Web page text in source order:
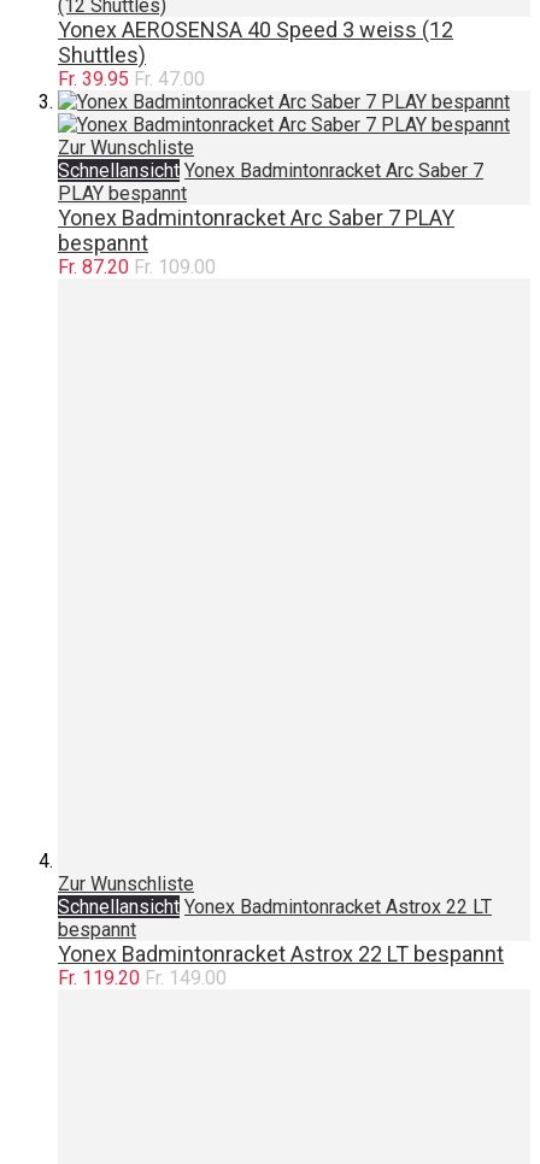
(12 Shuttles)
Yonex AEROSENSA 40 Speed 3 weiss (12
Shuttles)
Fr. 39.95 Fr. 47.00
Zur Wunschliste
Schnellansicht Yonex Badmintonracket Arc Saber 7
PLAY bespannt
Yonex Badmintonracket Arc Saber 7 PLAY
bespannt
Fr. 87.20 Fr. 109.00
Zur Wunschliste
Schnellansicht Yonex Badmintonracket Astrox 22 LT
bespannt
Yonex Badmintonracket Astrox 22 LT bespannt
Fr. 119.20 Fr. 149.00